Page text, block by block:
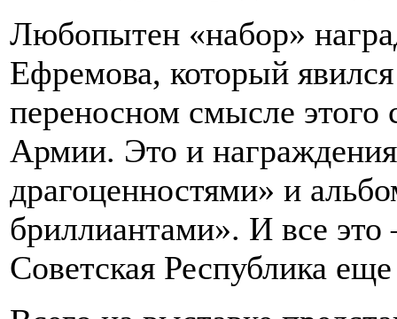
Любопытен «набор»
Ефремова, который
переносном смысле
Армии. Это и
драгоценностями» и
бриллиантами». И все это
Советская Республика